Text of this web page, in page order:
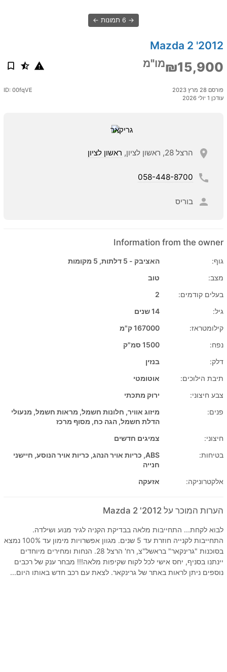
6 תמונות
2012' Mazda 2
₪15,900מו"מ
פורסם 28 מרץ 2023
עודכן 1 יולי 2026
ID: 00fqVE
הרצל 28, ראשון לציון, ראשון לציון
058-448-8700
בוריס
Information from the owner
גוף:
האציבק - 5 דלתות, 5 מקומות
מצב:
טוב
בעלים קודמים:
2
גיל:
14 שנים
קילומטראז:
167000 ק"מ
נפח:
1500 סמ"ק
דלק:
בנזין
תיבת הילוכים:
אוטומטי
צבע חיצוני:
ירוק מתכתי
פנים:
מיזוג אוויר, חלונות חשמל, מראות חשמל, מנעולי
הדלת חשמל, הגה כח, מסוף מרכז
חיצוני:
צמיגים חדשים
בטיחות:
ABS, כריות אויר הנהג, כריות אויר הנוסע, חיישני
חנייה
אלקטרוניקה:
אזעקה
הערות המוכר על 2012' Mazda 2
לבוא לקחת... התחייבות מלאה בבדיקת הקניה לגיר מנוע ושילדה.
התחייבות לקנייה חוזרת עד 5 שנים. מגוון אפשרויות מימון עד 100% נמצא
בסוכנות "גרינקאר" בראשל"צ, רח' הרצל 28. הנחות ומחירים מיוחדים
יינתנו בסניף, יחס אישי לכל לקוח שקיפות מלאה!!! מבחר ענק של רכבים
נוספים ניתן לראות באתר של גרינקאר. לצאת עם רכב חדש באותו היום...